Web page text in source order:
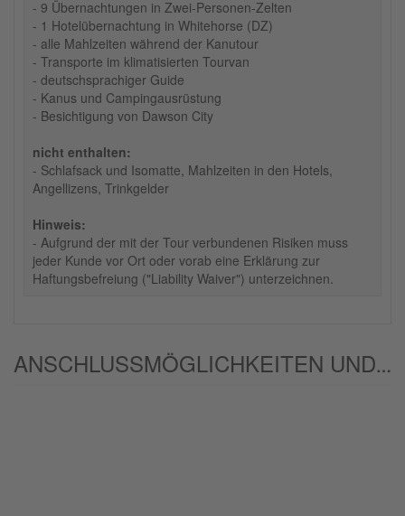
- 9 Übernachtungen in Zwei-Personen-Zelten
- 1 Hotelübernachtung in Whitehorse (DZ)
- alle Mahlzeiten während der Kanutour
- Transporte im klimatisierten Tourvan
- deutschsprachiger Guide
- Kanus und Campingausrüstung
- Besichtigung von Dawson City
nicht enthalten:
- Schlafsack und Isomatte, Mahlzeiten in den Hotels,
Angellizens, Trinkgelder
Hinweis:
- Aufgrund der mit der Tour verbundenen Risiken muss
jeder Kunde vor Ort oder vorab eine Erklärung zur
Haftungsbefreiung ("Liability Waiver") unterzeichnen.
ANSCHLUSSMÖGLICHKEITEN UND/ODER ALTERNATIVEN: